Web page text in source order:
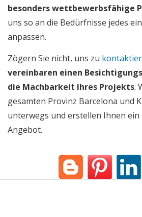
besonders wettbewerbsfähige
uns so an die Bedürfnisse jedes
anpassen.
Zögern Sie nicht, uns zu
vereinbaren einen
die Machbarkeit Ihres Projekts.
gesamten Provinz Barcelona und
unterwegs und erstellen Ihnen ein
Angebot.